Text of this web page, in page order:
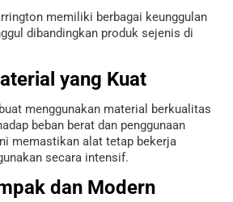
memiliki berbagai keunggulan
dibandingkan produk sejenis di
yang Kuat
menggunakan material berkualitas
beban berat dan penggunaan
memastikan alat tetap bekerja
secara intensif.
dan Modern